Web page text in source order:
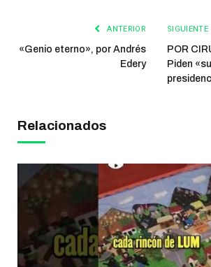
ANTERIOR
«Genio eterno», por Andrés
Edery
SIGUIENTE
POR
Piden
Relacionados